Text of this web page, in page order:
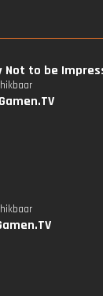
Not to be
Gamen.TV